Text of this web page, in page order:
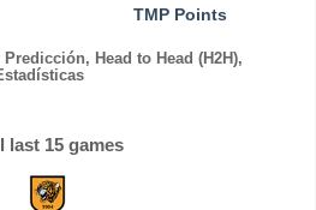
TMP Points
Head to Head (H2H),
last 15 games